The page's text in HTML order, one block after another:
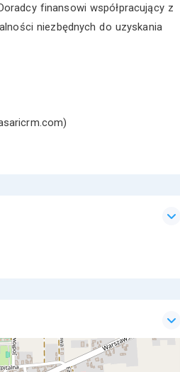
finansowi współpracujący z
niezbędnych do uzyskania